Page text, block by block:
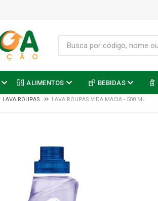
ALIMENTOS BEBIDAS
LAVA ROUPAS LAVA ROUPAS VIDA MACIA - 500 ML